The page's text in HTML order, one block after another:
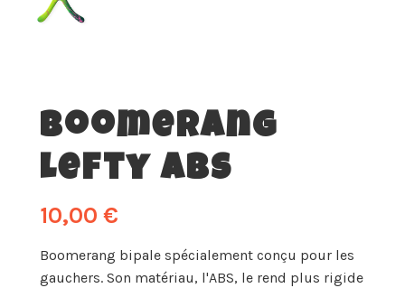
Boomerang
Lefty Abs
10,00 €
Boomerang bipale spécialement conçu pour les
gauchers. Son matériau, l'ABS, le rend plus rigide